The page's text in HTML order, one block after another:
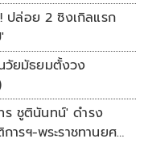
ล่อย 2 ซิงเกิลแรก
วัยมัธยมตั้งวง
ร ชูตินันทน์' ดำรง
ารฯ-พระราชทานยศ